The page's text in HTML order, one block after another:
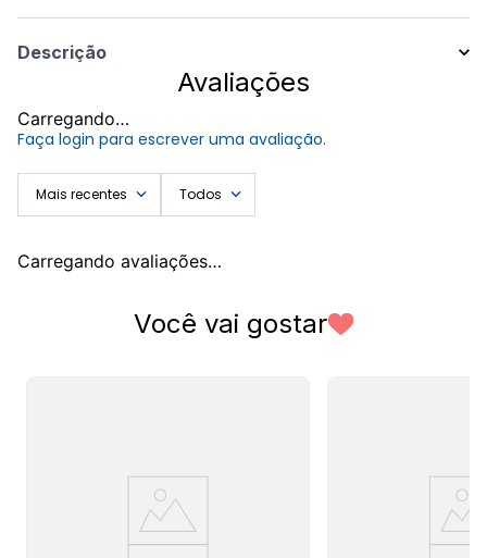
Descrição
Bermuda masculina tactel com bolsos funcionais nas laterais e parte
Marca: Onda Cheia
*Leia as instruções de lavagem na etiqueta interna do produto
Avaliações
Carregando…
Faça login para escrever uma avaliação.
Mais recentes Todos
Carregando avaliações…
Você vai gostar